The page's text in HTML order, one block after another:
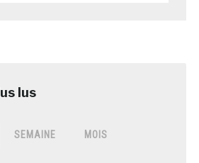
SEMAINE MOIS